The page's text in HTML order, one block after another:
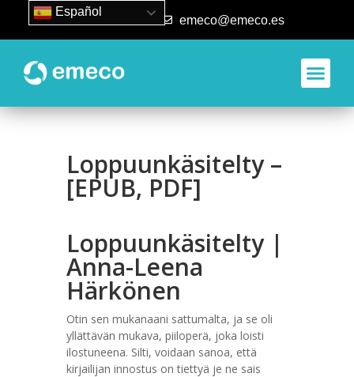
93 840 50 80 emeco@emeco.es
Loppuunkäsitelty –
[EPUB, PDF]
Loppuunkäsitelty |
Anna-Leena
Härkönen
Otin sen mukanaani sattumalta, ja se oli
yllättävän mukava, piiloperä, joka loisti
ilostuneena. Silti, voidaan sanoa, että
kirjailijan innostus on tiettyä je ne sais
Español